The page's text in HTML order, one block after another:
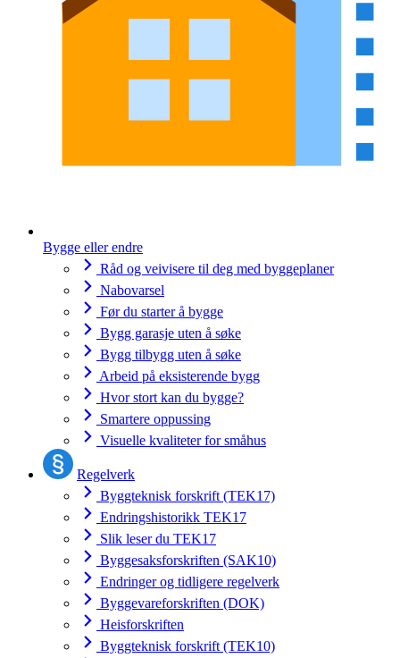
Bygge eller endre
Råd og veivisere til deg med byggeplaner
Nabovarsel
Før du starter å bygge
Bygg garasje uten å søke
Bygg tilbygg uten å søke
Arbeid på eksisterende bygg
Hvor stort kan du bygge?
Smartere oppussing
Visuelle kvaliteter for småhus
Regelverk
Byggteknisk forskrift (TEK17)
Endringshistorikk TEK17
Slik leser du TEK17
Byggesaksforskriften (SAK10)
Endringer og tidligere regelverk
Byggevareforskriften (DOK)
Heisforskriften
Byggteknisk forskrift (TEK10)